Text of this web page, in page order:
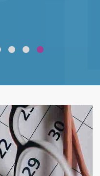
قلوبال لرعاية العين ضعف نظر